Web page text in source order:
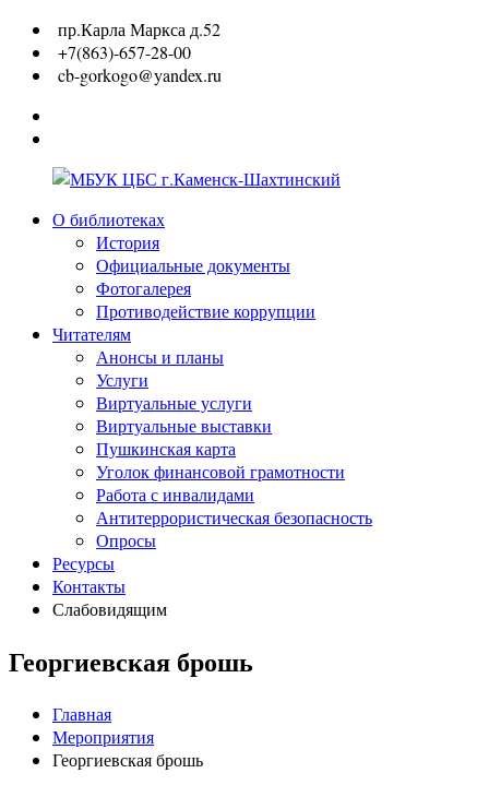
Перейти
содержимому
пр.Карла Маркса д.52
+7(863)-657-28-00
cb-gorkogo@yandex.ru
г.Каменск-
Шахтинский
О библиотеках
История
Официальные документы
Фотогалерея
Противодействие коррупции
Читателям
Анонсы и планы
Услуги
Виртуальные услуги
Виртуальные выставки
Пушкинская карта
Уголок финансовой грамотности
Работа с инвалидами
Антитеррористическая безопасность
Опросы
Ресурсы
Контакты
Слабовидящим
Георгиевская брошь
Главная
Мероприятия
Георгиевская брошь